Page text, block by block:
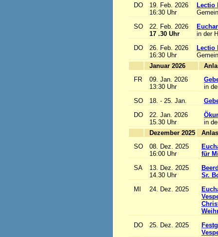
DO
19. Feb. 2026
16:30 Uhr
Lectio
SO
22. Feb. 2026
17 .30 Uhr
in der
DO
26. Feb. 2026
16:30 Uhr
Lectio
Januar 2026
FR
09. Jan. 2026
13:30 Uhr
in
SO
18. - 25. Jan.
DO
22. Jan. 2026
15.30 Uhr
in
Dezember 2025
SO
08. Dez. 2025
16:00 Uhr
für
SA
13. Dez. 2025
14.30 Uhr
Sr.
MI
24. Dez. 2025
DO
25. Dez. 2025